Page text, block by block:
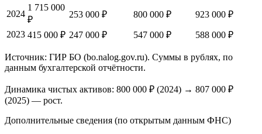
2024
1 715 000
₽
253 000 ₽ 800 000 ₽
923 000 ₽
2023 415 000 ₽ 247 000 ₽ 547 000 ₽ 588 000 ₽
Источник: ГИР БО (bo.nalog.gov.ru). Суммы в рублях, по
данным бухгалтерской отчётности.
Динамика чистых активов: 800 000 ₽ (2024) → 807 000 ₽
(2025) — рост.
Дополнительные сведения (по открытым данным ФНС)